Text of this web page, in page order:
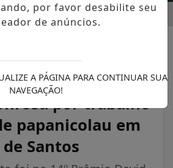
COM 488 HECTARES UNE ALTA
recebe
por trabalho
papanicolau em
Santos
por favor desabilite seu
de anúncios.
A PÁGINA PARA CONTINUAR SUA
NAVEGAÇÃO!